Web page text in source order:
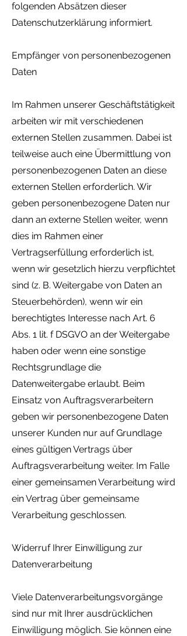
folgenden Absätzen dieser
Datenschutzerklärung informiert.
Empfänger von personenbezogenen
Daten
Im Rahmen unserer Geschäftstätigkeit
arbeiten wir mit verschiedenen
externen Stellen zusammen. Dabei ist
teilweise auch eine Übermittlung von
personenbezogenen Daten an diese
externen Stellen erforderlich. Wir
geben personenbezogene Daten nur
dann an externe Stellen weiter, wenn
dies im Rahmen einer
Vertragserfüllung erforderlich ist,
wenn wir gesetzlich hierzu verpflichtet
sind (z. B. Weitergabe von Daten an
Steuerbehörden), wenn wir ein
berechtigtes Interesse nach Art. 6
Abs. 1 lit. f DSGVO an der Weitergabe
haben oder wenn eine sonstige
Rechtsgrundlage die
Datenweitergabe erlaubt. Beim
Einsatz von Auftragsverarbeitern
geben wir personenbezogene Daten
unserer Kunden nur auf Grundlage
eines gültigen Vertrags über
Auftragsverarbeitung weiter. Im Falle
einer gemeinsamen Verarbeitung wird
ein Vertrag über gemeinsame
Verarbeitung geschlossen.
Widerruf Ihrer Einwilligung zur
Datenverarbeitung
Viele Datenverarbeitungsvorgänge
sind nur mit Ihrer ausdrücklichen
Einwilligung möglich. Sie können eine